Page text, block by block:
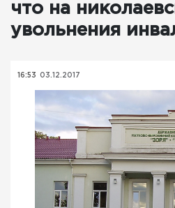
что на
увольнения
16:53 03.12.2017